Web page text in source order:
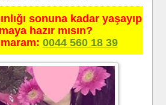
sonuna kadar yaşayıp
hazır mısın?
0044 560 18 39